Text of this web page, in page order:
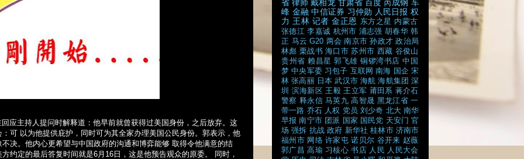
应主持人提问时解释道：他早前就曾获得过美国身份，之后放弃。这
可 以为他提供庇护，同时可为其全家办理美国公民身份。郭表示，他
决。他内心更希望与中国政府的沟通和博弈能够 取得令他满意的结
约定的最后答复时间就是6月 16 日，这是他预告观众的原委。
同时，
省 律师 戴相龙 甘肃省 百度 芮成钢 车
峰 金融 中信证券 习仲勋 人民日报 权
力 王林 记者 金正恩 东方之星 内蒙古
张德江 李嘉诚 杭州市 浦志强 胡春华 韩
正 马云 G20 两会 南京市 孙政才 政治局
林彪 栗战书 海口市 苏州市 西藏 谷俊山
贵州省 赖昌星 郭飞雄 铜锣湾书店 中国
梦 中央军委 习包子 互联网 南海 国企 宋
林 张高丽 日本 武汉市 海航 海航集团 深
圳
滨海新区 王毅 王立军 莆田系 蒋介石
警察 释永信 马英九 高智晟 黑龙江省 一
带一路 乔石 人权 党员 刘少奇 北大 南华
早报 南宁市 团派 国家 国民党 天安门 官
场 强拆 抗战 政府 新华社 桂林市 济南市
福州市 网络 许家屯 诺贝尔 谷开来 赵薇
郭广昌 高瑜 习核心 书店 人民 人民大会